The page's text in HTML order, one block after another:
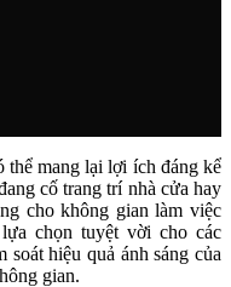
thể mang lại lợi ích đáng kể
cố trang trí nhà cửa hay
cho không gian làm việc
chọn tuyệt vời cho các
hiệu quả ánh sáng của
gian.